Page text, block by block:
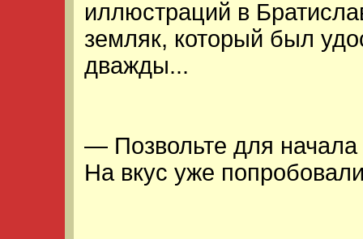
иллюстраций в
земляк, который был
дважды...
— Позвольте для начала
На вкус уже